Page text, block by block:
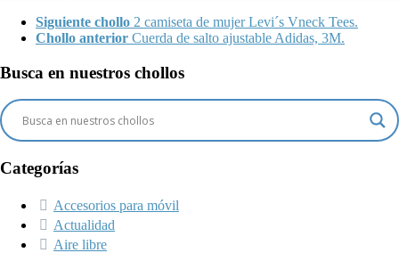
Siguiente chollo 2 camiseta de mujer Levi´s Vneck Tees.
Chollo anterior Cuerda de salto ajustable Adidas, 3M.
Busca en nuestros chollos
Categorías
Accesorios para móvil
Actualidad
Aire libre